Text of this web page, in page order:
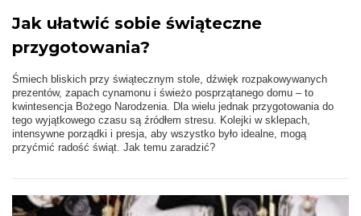
Jak ułatwić sobie świąteczne
przygotowania?
Śmiech bliskich przy świątecznym stole, dźwięk rozpakowywanych
prezentów, zapach cynamonu i świeżo posprzątanego domu – to
kwintesencja Bożego Narodzenia. Dla wielu jednak przygotowania do
tego wyjątkowego czasu są źródłem stresu. Kolejki w sklepach,
intensywne porządki i presja, aby wszystko było idealne, mogą
przyćmić radość świąt. Jak temu zaradzić?